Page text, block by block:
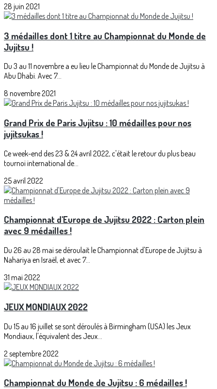
28 juin 2021
3 médailles dont 1 titre au Championnat du Monde de
Jujitsu !
Du 3 au 11 novembre a eu lieu le Championnat du Monde de Jujitsu à
Abu Dhabi. Avec 7...
8 novembre 2021
Grand Prix de Paris Jujitsu : 10 médailles pour nos
jujitsukas !
Ce week-end des 23 & 24 avril 2022, c'était le retour du plus beau
tournoi international de...
25 avril 2022
Championnat d'Europe de Jujitsu 2022 : Carton plein
avec 9 médailles !
Du 26 au 28 mai se déroulait le Championnat d'Europe de Jujitsu à
Nahariya en Israël, et avec 7...
31 mai 2022
JEUX MONDIAUX 2022
Du 15 au 16 juillet se sont déroulés à Birmingham (USA) les Jeux
Mondiaux, l'équivalent des Jeux...
2 septembre 2022
Championnat du Monde de Jujitsu : 6 médailles !